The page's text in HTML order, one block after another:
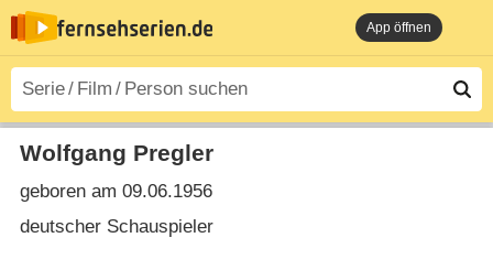
App öffnen
Wolfgang Pregler
geboren am 09.06.1956
deutscher Schauspieler